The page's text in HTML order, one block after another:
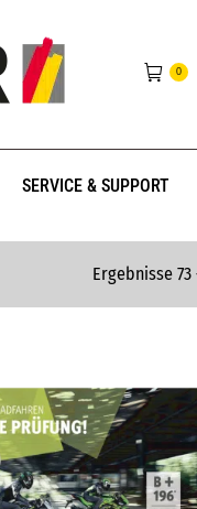
0
SERVICE & SUPPORT
Ergebnisse